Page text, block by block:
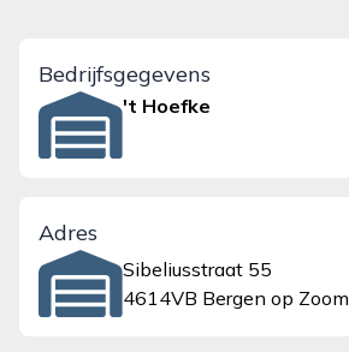
Bedrijfsgegevens
't Hoefke
Adres
Sibeliusstraat 55
4614VB Bergen op Zoom